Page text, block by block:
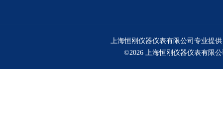
上海恒刚仪器仪表有限公司专业提
©2026 上海恒刚仪器仪表有限